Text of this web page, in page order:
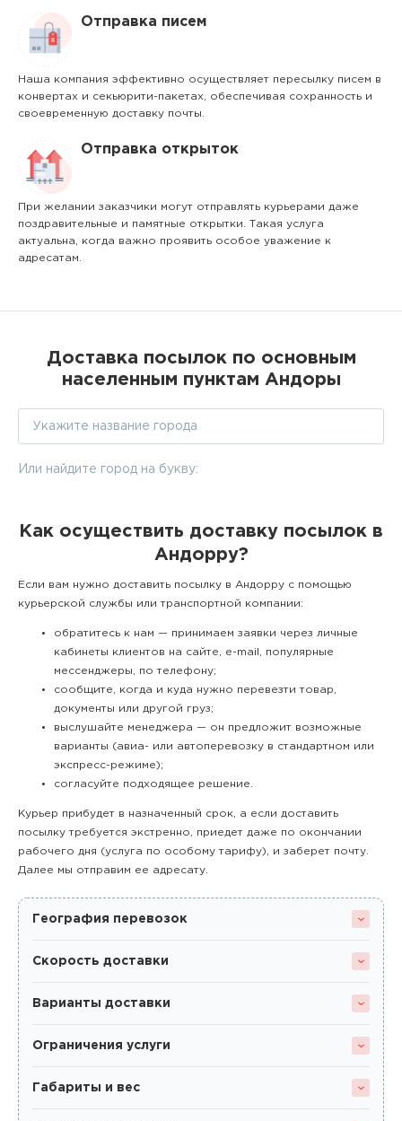
Отправка писем
Наша компания эффективно осуществляет пересылку писем в
конвертах и секьюрити-пакетах, обеспечивая сохранность и
своевременную доставку почты.
Отправка открыток
При желании заказчики могут отправлять курьерами даже
поздравительные и памятные открытки. Такая услуга
актуальна, когда важно проявить особое уважение к
адресатам.
Доставка посылок по основным
населенным пунктам Андоры
Или найдите город на букву:
Как осуществить доставку посылок в
Андорру?
Если вам нужно доставить посылку в Андорру с помощью
курьерской службы или транспортной компании:
обратитесь к нам — принимаем заявки через личные
кабинеты клиентов на сайте, e-mail, популярные
мессенджеры, по телефону;
сообщите, когда и куда нужно перевезти товар,
документы или другой груз;
выслушайте менеджера — он предложит возможные
варианты (авиа- или автоперевозку в стандартном или
экспресс-режиме);
согласуйте подходящее решение.
Курьер прибудет в назначенный срок, а если доставить
посылку требуется экстренно, приедет даже по окончании
рабочего дня (услуга по особому тарифу), и заберет почту.
Далее мы отправим ее адресату.
География перевозок
Скорость доставки
Варианты доставки
Ограничения услуги
Габариты и вес